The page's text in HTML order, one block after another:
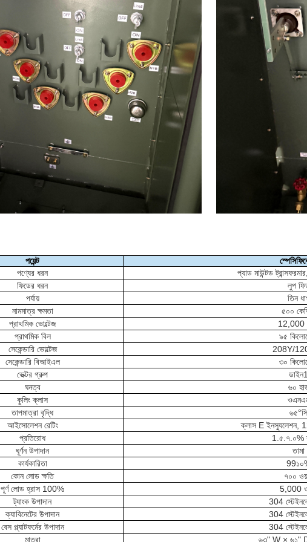
পয়েন্ট
পণ্যের ধরন
প্যাড মাউন্টড
ফিডের ধরন
লুপ
পর্যায়
তিন
নামমাত্র ক্ষমতা
৫০০
প্রাথমিক ভোল্টেজ
12,000
প্রাথমিক বিল
৯৫
সেকেন্ডারি ভোল্টেজ
208Y/
সেকেন্ডারি বিআইএল
৩০
ভেক্টর গ্রুপ
ঘনত্ব
৬০
কুলিং ক্লাস
তাপমাত্রা বৃদ্ধি
৬৫°সি
আইসোলেশন রেটিং
ক্লাস E ইনস্যুলেশন,
প্রতিরোধ
1.৫.৭.০%
ঘূর্ণন উপাদান
তামা
কার্যকারিতা
কোন লোড ক্ষতি
৭০০
পূর্ণ লোড হ্রাস 100%
5,000
ট্যাংক উপাদান
304
ক্যাবিনেটের উপাদান
304
বেস প্ল্যাটফর্মের উপাদান
304
মাত্রা
৬৩" W × ৬১"